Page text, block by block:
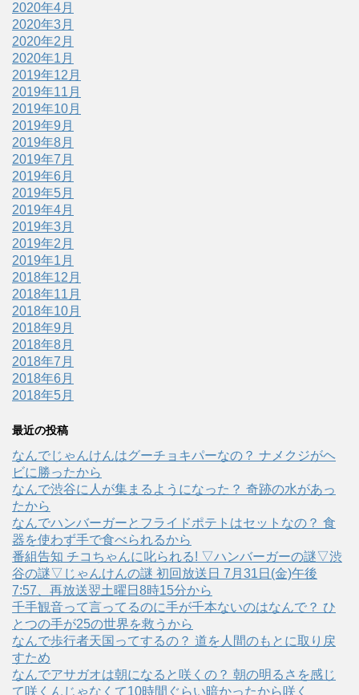
2020年4月
2020年3月
2020年2月
2020年1月
2019年12月
2019年11月
2019年10月
2019年9月
2019年8月
2019年7月
2019年6月
2019年5月
2019年4月
2019年3月
2019年2月
2019年1月
2018年12月
2018年11月
2018年10月
2018年9月
2018年8月
2018年7月
2018年6月
2018年5月
最近の投稿
なんでじゃんけんはグーチョキパーなの？ ナメクジがヘ
ビに勝ったから
なんで渋谷に人が集まるようになった？ 奇跡の水があっ
たから
なんでハンバーガーとフライドポテトはセットなの？ 食
器を使わず手で食べられるから
番組告知 チコちゃんに叱られる! ▽ハンバーガーの謎▽渋
谷の謎▽じゃんけんの謎 初回放送日 7月31日(金)午後
7:57、再放送翌土曜日8時15分から
千手観音って言ってるのに手が千本ないのはなんで？ ひ
とつの手が25の世界を救うから
なんで歩行者天国ってするの？ 道を人間のもとに取り戻
すため
なんでアサガオは朝になると咲くの？ 朝の明るさを感じ
て咲くんじゃなくて10時間ぐらい暗かったから咲く